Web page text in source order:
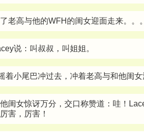
老高与他的WFH的闺女迎面走来。。。
说：叫叔叔，叫姐姐。
着小尾巴冲过去，冲着老高与和他闺
闺女惊讶万分，交口称赞道：哇！
害，厉害！